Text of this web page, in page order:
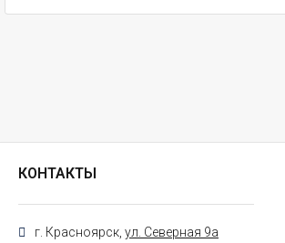
КОНТАКТЫ
г. Красноярск, ул. Северная 9а